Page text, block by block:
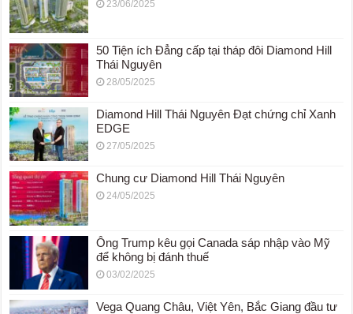
23/06/2025
50 Tiện ích Đẳng cấp tại tháp đôi Diamond Hill
Thái Nguyên
28/05/2025
Diamond Hill Thái Nguyên Đạt chứng chỉ Xanh
EDGE
27/05/2025
Chung cư Diamond Hill Thái Nguyên
24/05/2025
Ông Trump kêu gọi Canada sáp nhập vào Mỹ
để không bị đánh thuế
03/02/2025
Vega Quang Châu, Việt Yên, Bắc Giang đầu tư